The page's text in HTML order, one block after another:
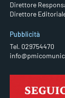
Direttore
Direttore
Pubblicità
Tel. 029754470